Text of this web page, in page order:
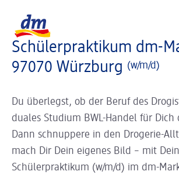
Schülerpraktikum dm-
97070 Würzburg (w/m/d)
Du überlegst, ob der Beruf des
duales Studium BWL-Handel für Dich
Dann schnuppere in den Drogerie-
mach Dir Dein eigenes Bild – mit
Schülerpraktikum (w/m/d) im dm-